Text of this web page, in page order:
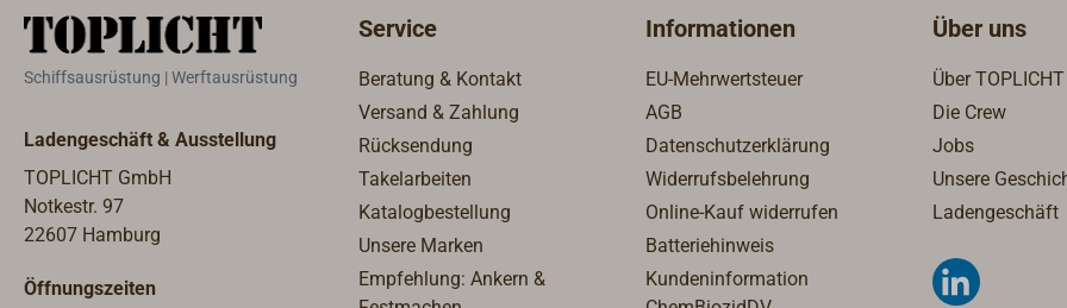
Schiffsausrüstung | Werftausrüstung
Ladengeschäft & Ausstellung
TOPLICHT GmbH
Notkestr. 97
22607 Hamburg
Öffnungszeiten
Service
Beratung & Kontakt
Versand & Zahlung
Rücksendung
Takelarbeiten
Katalogbestellung
Unsere Marken
Empfehlung: Ankern &
Informationen
EU-Mehrwertsteuer
AGB
Datenschutzerklärung
Widerrufsbelehrung
Online-Kauf widerrufen
Batteriehinweis
Kundeninformation
Über uns
Über TOPLICHT
Die Crew
Jobs
Unsere
Ladengeschäft